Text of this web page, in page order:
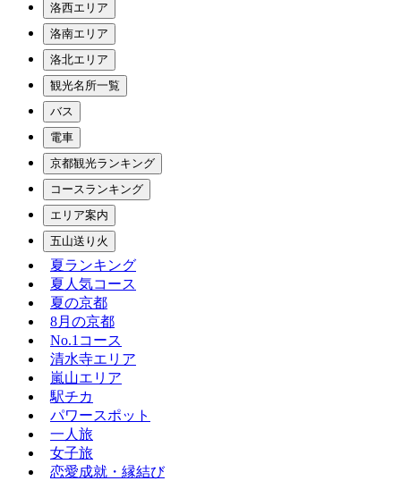
洛西エリア
洛南エリア
洛北エリア
観光名所一覧
バス
電車
京都観光ランキング
コースランキング
エリア案内
五山送り火
夏ランキング
夏人気コース
夏の京都
8月の京都
No.1コース
清水寺エリア
嵐山エリア
駅チカ
パワースポット
一人旅
女子旅
恋愛成就・縁結び